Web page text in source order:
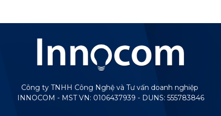
Công ty TNHH Công Nghệ và Tư vấn doanh nghiệp
INNOCOM - MST VN: 0106437939 - DUNS: 555783846